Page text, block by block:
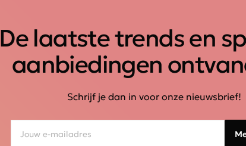
De laatste trends en
aanbiedingen
Schrijf je dan in voor onze nieuwsbrief!